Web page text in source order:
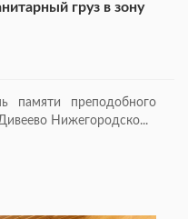
груз в зону
памяти преподобного
Нижегородско...